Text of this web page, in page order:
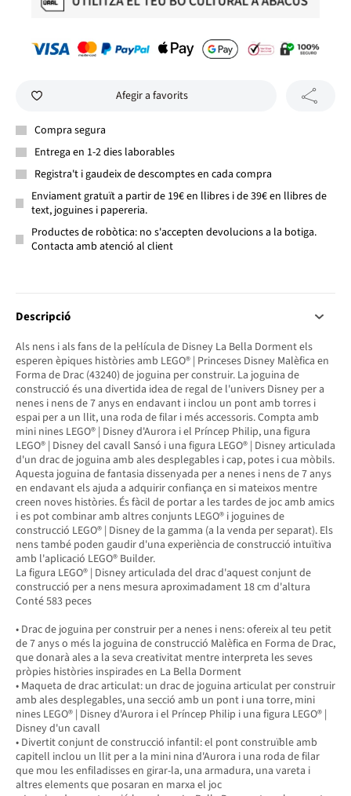
Afegir a favorits
Compra segura
Entrega en 1-2 dies laborables
Registra't i gaudeix de descomptes en cada compra
Enviament gratuït a partir de 19€ en llibres i de 39€ en llibres de
text, joguines i papereria.
Productes de robòtica: no s'accepten devolucions a la botiga.
Contacta amb atenció al client
Descripció
Als nens i als fans de la pel·lícula de Disney La Bella Dorment els
esperen èpiques històries amb LEGO® | Princeses Disney Malèfica en
Forma de Drac (43240) de joguina per construir. La joguina de
construcció és una divertida idea de regal de l'univers Disney per a
nenes i nens de 7 anys en endavant i inclou un pont amb torres i
espai per a un llit, una roda de filar i més accessoris. Compta amb
mini nines LEGO® | Disney d'Aurora i el Príncep Philip, una figura
LEGO® | Disney del cavall Sansó i una figura LEGO® | Disney articulada
d'un drac de joguina amb ales desplegables i cap, potes i cua mòbils.
Aquesta joguina de fantasia dissenyada per a nenes i nens de 7 anys
en endavant els ajuda a adquirir confiança en si mateixos mentre
creen noves històries. És fàcil de portar a les tardes de joc amb amics
i es pot combinar amb altres conjunts LEGO® i joguines de
construcció LEGO® | Disney de la gamma (a la venda per separat). Els
nens també poden gaudir d'una experiència de construcció intuïtiva
amb l'aplicació LEGO® Builder.
La figura LEGO® | Disney articulada del drac d'aquest conjunt de
construcció per a nens mesura aproximadament 18 cm d'altura
Conté 583 peces
• Drac de joguina per construir per a nenes i nens: ofereix al teu petit
de 7 anys o més la joguina de construcció Malèfica en Forma de Drac,
que donarà ales a la seva creativitat mentre interpreta les seves
pròpies històries inspirades en La Bella Dorment
• Maqueta de drac articulat: un drac de joguina articulat per construir
amb ales desplegables, una secció amb un pont i una torre, mini
nines LEGO® | Disney d'Aurora i el Príncep Philip i una figura LEGO® |
Disney d'un cavall
• Divertit conjunt de construcció infantil: el pont construïble amb
capitell inclou un llit per a la mini nina d'Aurora i una roda de filar
que mou les enfiladisses en girar-la, una armadura, una vareta i
altres elements que posaran en marxa el joc